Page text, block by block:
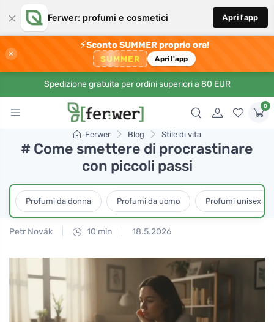
× Ferwer: profumi e cosmetici Apri l'app
×
⚡Sconto SUMMER proprio ora!
SUMMER Apri l'app
Spedizione gratuita per ordini superiori a 80 EUR
0
Ferwer Blog Stile di vita
# Come smettere di procrastinare
con piccoli passi
Profumi da donna Profumi da uomo Profumi unisex
Petr Novák 10 min 18.5.2026